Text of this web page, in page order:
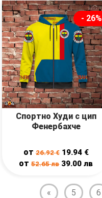
- 26%
Спортно Худи с цип
Фенербахче
от26.92€ 19.94 €
от52.65лв 39.00лв
« 5 6